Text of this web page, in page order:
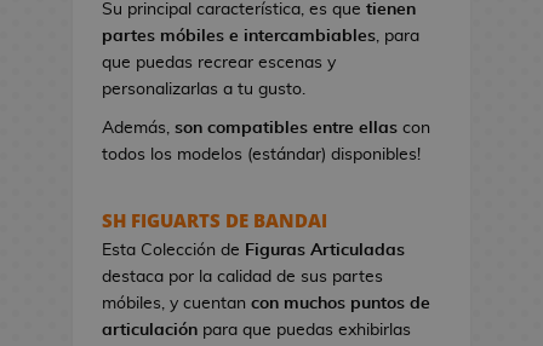
i
d
e
o
j
u
o
s
P
i
Su principal característica, es que tienen
partes móbiles e intercambiables, para
que puedas recrear escenas y
personalizarlas a tu gusto.
Además, son compatibles entre ellas con
todos los modelos (estándar) disponibles!
SH FIGUARTS DE BANDAI
Esta Colección de Figuras Articuladas
destaca por la calidad de sus partes
móbiles, y cuentan con muchos puntos de
articulación para que puedas exhibirlas